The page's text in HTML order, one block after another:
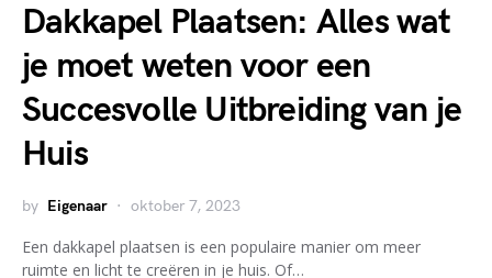
Dakkapel Plaatsen: Alles wat
je moet weten voor een
Succesvolle Uitbreiding van je
Huis
by Eigenaar oktober 7, 2023
Een dakkapel plaatsen is een populaire manier om meer
ruimte en licht te creëren in je huis. Of…